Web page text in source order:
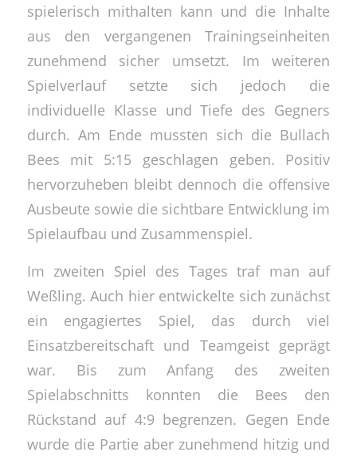
spielerisch mithalten kann und die Inhalte
aus den vergangenen Trainingseinheiten
zunehmend sicher umsetzt. Im weiteren
Spielverlauf setzte sich jedoch die
individuelle Klasse und Tiefe des Gegners
durch. Am Ende mussten sich die Bullach
Bees mit 5:15 geschlagen geben. Positiv
hervorzuheben bleibt dennoch die offensive
Ausbeute sowie die sichtbare Entwicklung im
Spielaufbau und Zusammenspiel.
Im zweiten Spiel des Tages traf man auf
Weßling. Auch hier entwickelte sich zunächst
ein engagiertes Spiel, das durch viel
Einsatzbereitschaft und Teamgeist geprägt
war. Bis zum Anfang des zweiten
Spielabschnitts konnten die Bees den
Rückstand auf 4:9 begrenzen. Gegen Ende
wurde die Partie aber zunehmend hitzig und